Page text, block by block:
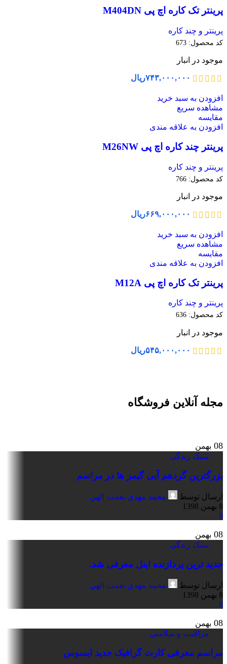
پرینتر تک کاره اچ پی M404DN
پرینتر و چند کاره
کد محصول: 673
موجود در انبار
۷۴۳,۰۰۰,۰۰۰ریال
افزودن به سبد خرید
مشاهده سریع
مقایسه
افزودن به علاقه مندی
پرینتر چند کاره اچ پی M26NW
پرینتر و چند کاره
کد محصول: 766
موجود در انبار
۶۶۹,۰۰۰,۰۰۰ریال
افزودن به سبد خرید
مشاهده سریع
مقایسه
افزودن به علاقه مندی
پرینتر تک کاره اچ پی M12A
پرینتر و چند کاره
کد محصول: 636
موجود در انبار
۵۴۵,۰۰۰,۰۰۰ریال
مجله آنلاین فروشگاه
08 بهمن
سبک زندگی
بزرگترین گردهم آیی گیمر ها در مراسم
ارسال توسط
محمد مهدي نعمت الهي
8 بهمن 1398
0
08 بهمن
سبک زندگی
جدید ترین پردازنده اینل معرفی شد.
ارسال توسط
محمد مهدي نعمت الهي
8 بهمن 1398
0
08 بهمن
مراقبت و سلامتی
مراسم معرفی کارت گرافیک جدید ایسوس